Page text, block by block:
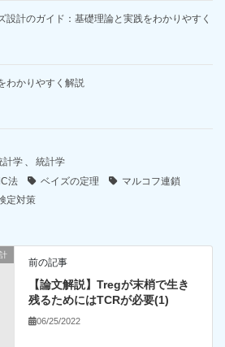
設計のガイド：基礎理論と実践をわかりやすく
わかりやすく解説
計学 統計学
法 ベイズの定理
マルコフ連鎖
定対策
前の記事
【論文解説】Tregが末梢で生き
残るためにはTCRが必要(1)
06/25/2022